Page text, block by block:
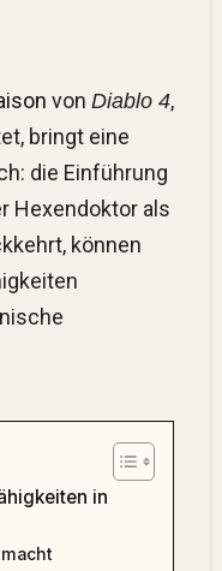
von Diablo 4,
bringt eine
die Einführung
Hexendoktor als
können
in